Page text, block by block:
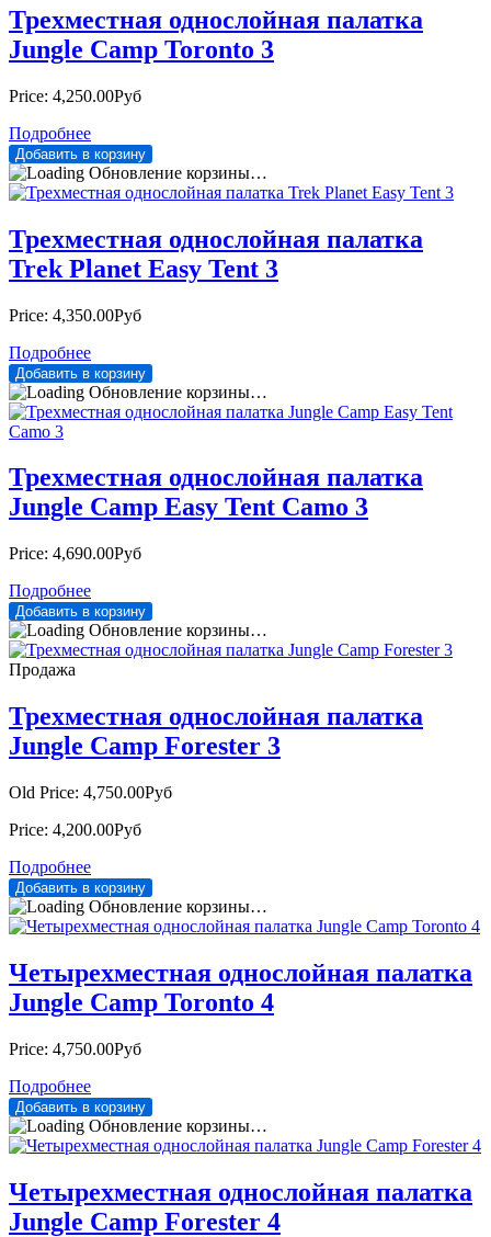
Трехместная однослойная палатка
Jungle Camp Toronto 3
Price: 4,250.00Руб
Подробнее
Обновление корзины…
Трехместная однослойная палатка
Trek Planet Easy Tent 3
Price: 4,350.00Руб
Подробнее
Обновление корзины…
Трехместная однослойная палатка
Jungle Camp Easy Tent Camo 3
Price: 4,690.00Руб
Подробнее
Обновление корзины…
Продажа
Трехместная однослойная палатка
Jungle Camp Forester 3
Old Price: 4,750.00Руб
Price: 4,200.00Руб
Подробнее
Обновление корзины…
Четырехместная однослойная палатка
Jungle Camp Toronto 4
Price: 4,750.00Руб
Подробнее
Обновление корзины…
Четырехместная однослойная палатка
Jungle Camp Forester 4